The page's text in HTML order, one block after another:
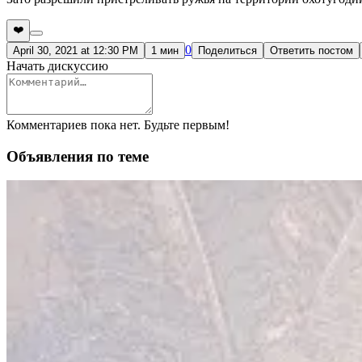
❤️
April 30, 2021 at 12:30 PM
1 мин 0 Поделиться Ответить постом
Начать дискуссию
Комментариев пока нет. Будьте первым!
Объявления по теме